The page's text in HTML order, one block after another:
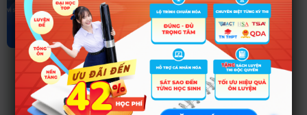
Thủ khoa thi đánh giá tư duy TSA của Đại
học Bách khoa Hà Nội đạt 98,98/100 điểm
dù sai 9/100 câu khiến nhiều người thắc
mắc. Đại học Bách khoa Hà Nội sáng 25/3
cho biết nhận được nhiều câu hỏi về cách
tính điểm bài thi đánh giá
Đọc thêm ➤